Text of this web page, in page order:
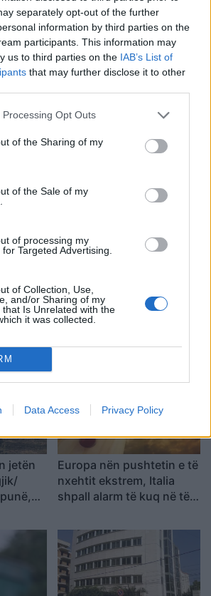
separately opt-out of the further
information by third parties on the
participants. This information may
us to third parties on the IAB’s List of
that may further disclose it to other
Opt Outs
of the Sharing of my
of the Sale of my
of processing my
Targeted Advertising.
of Collection, Use,
and/or Sharing of my
that Is Unrelated with the
it was collected.
Data Access Privacy Policy
22:21
, SPAK
çfarë
motin
SafeJournalists
kundërshton rregullat e
median: Të rishikohen
dhe informimit publik
jetën
Europa nën pushtetin e të
nxehtit ekstrem, Italia
shpall alarm të kuq në të
Austria dhe Sllovakia,
temperatura rekord